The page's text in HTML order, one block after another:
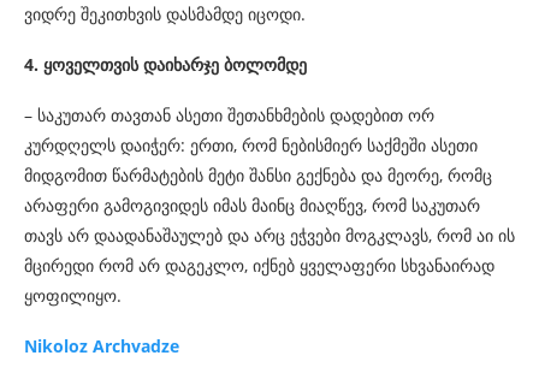
ვიდრე შეკითხვის დასმამდე იცოდი.
4. ყოველთვის დაიხარჯე ბოლომდე
– საკუთარ თავთან ასეთი შეთანხმების დადებით ორ
კურდღელს დაიჭერ: ერთი, რომ ნებისმიერ საქმეში ასეთი
მიდგომით წარმატების მეტი შანსი გექნება და მეორე, რომც
არაფერი გამოგივიდეს იმას მაინც მიაღწევ, რომ საკუთარ
თავს არ დაადანაშაულებ და არც ეჭვები მოგკლავს, რომ აი ის
მცირედი რომ არ დაგეკლო, იქნებ ყველაფერი სხვანაირად
ყოფილიყო.
Nikoloz Archvadze